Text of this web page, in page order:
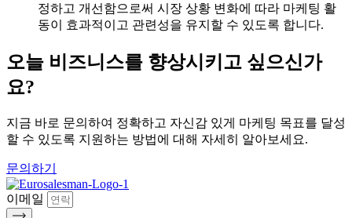
정하고 개선함으로써 시장 상황 변화에 따라 마케팅 활
동이 효과적이고 관련성을 유지할 수 있도록 합니다.
오늘 비즈니스를 향상시키고 싶으신가
요?
지금 바로 문의하여 정확하고 자신감 있게 마케팅 목표를 달성
할 수 있도록 지원하는 방법에 대해 자세히 알아보세요.
문의하기
이메일